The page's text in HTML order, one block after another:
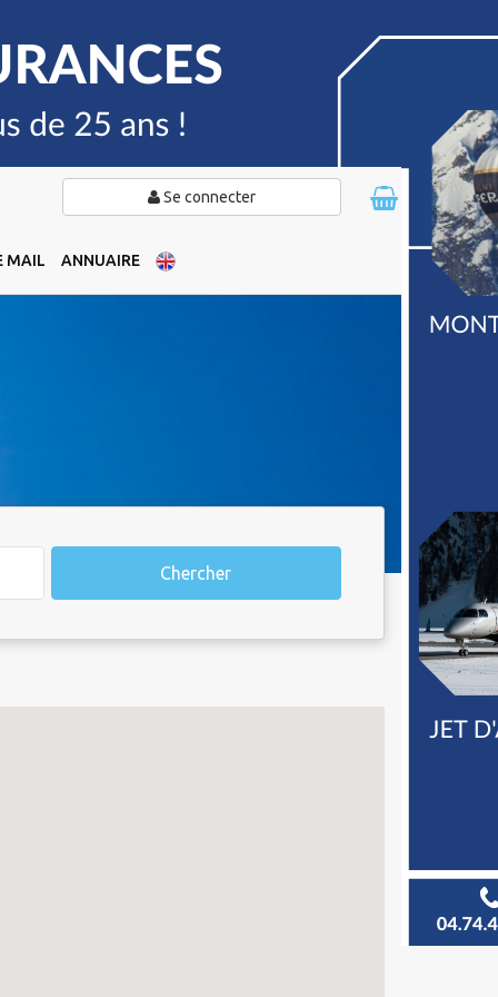
Se connecter
MAIL ANNUAIRE
Chercher